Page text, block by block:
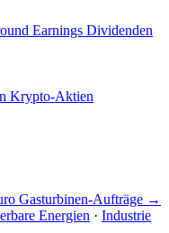
Earnings Dividenden
Krypto-Aktien
Gasturbinen-Aufträge →
Energien · Industrie